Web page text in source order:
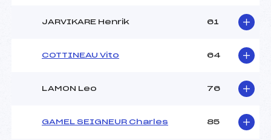
JARVIKARE Henrik 61
COTTINEAU Vito 64
LAMON Leo 76
GAMEL SEIGNEUR Charles 85